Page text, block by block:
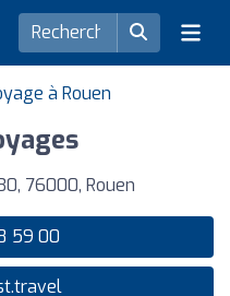
à Rouen
76000, Rouen
59 00